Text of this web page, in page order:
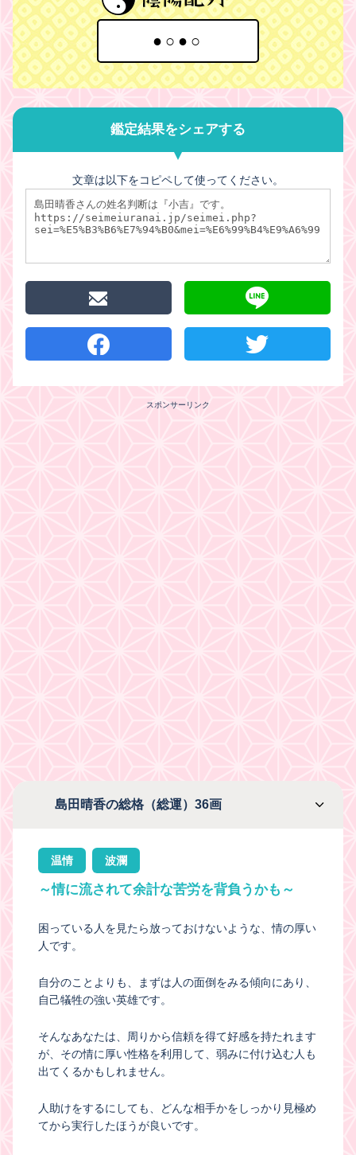
●○●○
鑑定結果をシェアする
文章は以下をコピペして使ってください。
スポンサーリンク
島田晴香の総格（総運）36画
温情 波瀾
～情に流されて余計な苦労を背負うかも～
困っている人を見たら放っておけないような、情の厚い
人です。
自分のことよりも、まずは人の面倒をみる傾向にあり、
自己犠牲の強い英雄です。
そんなあなたは、周りから信頼を得て好感を持たれます
が、その情に厚い性格を利用して、弱みに付け込む人も
出てくるかもしれません。
人助けをするにしても、どんな相手かをしっかり見極め
てから実行したほうが良いです。